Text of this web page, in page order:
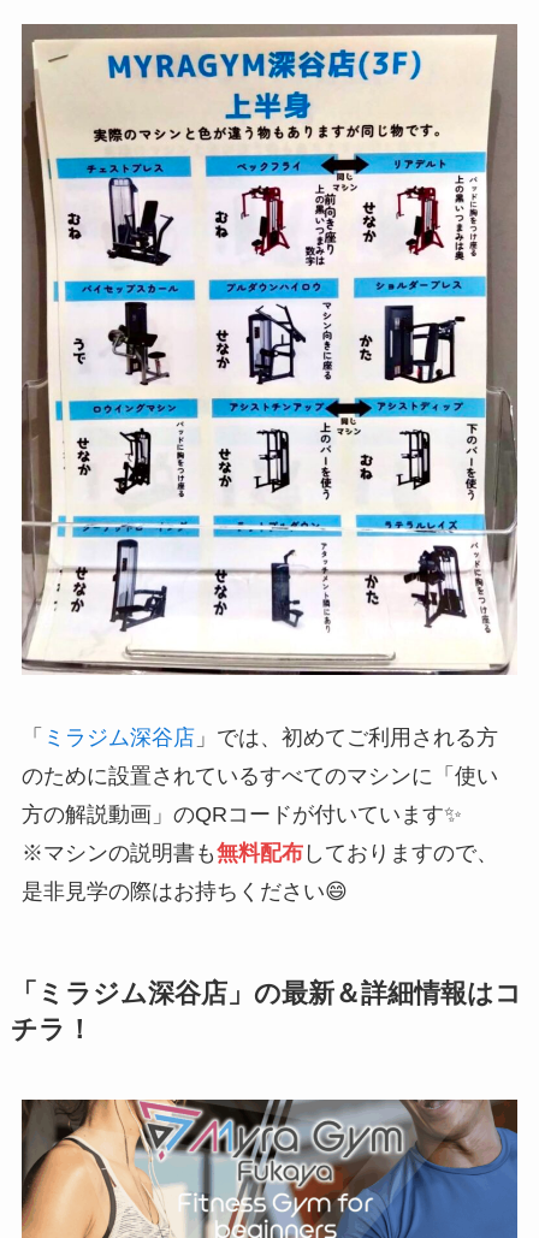
「 ミラジム深谷店」では、初めてご利用される方
のために設置されているすべてのマシンに「使い
方の解説動画」のQRコードが付いています✨
※マシンの説明書も無料配布しておりますので、
是非見学の際はお持ちください😄
「ミラジム深谷店」の最新＆詳細情報はコ
チラ！